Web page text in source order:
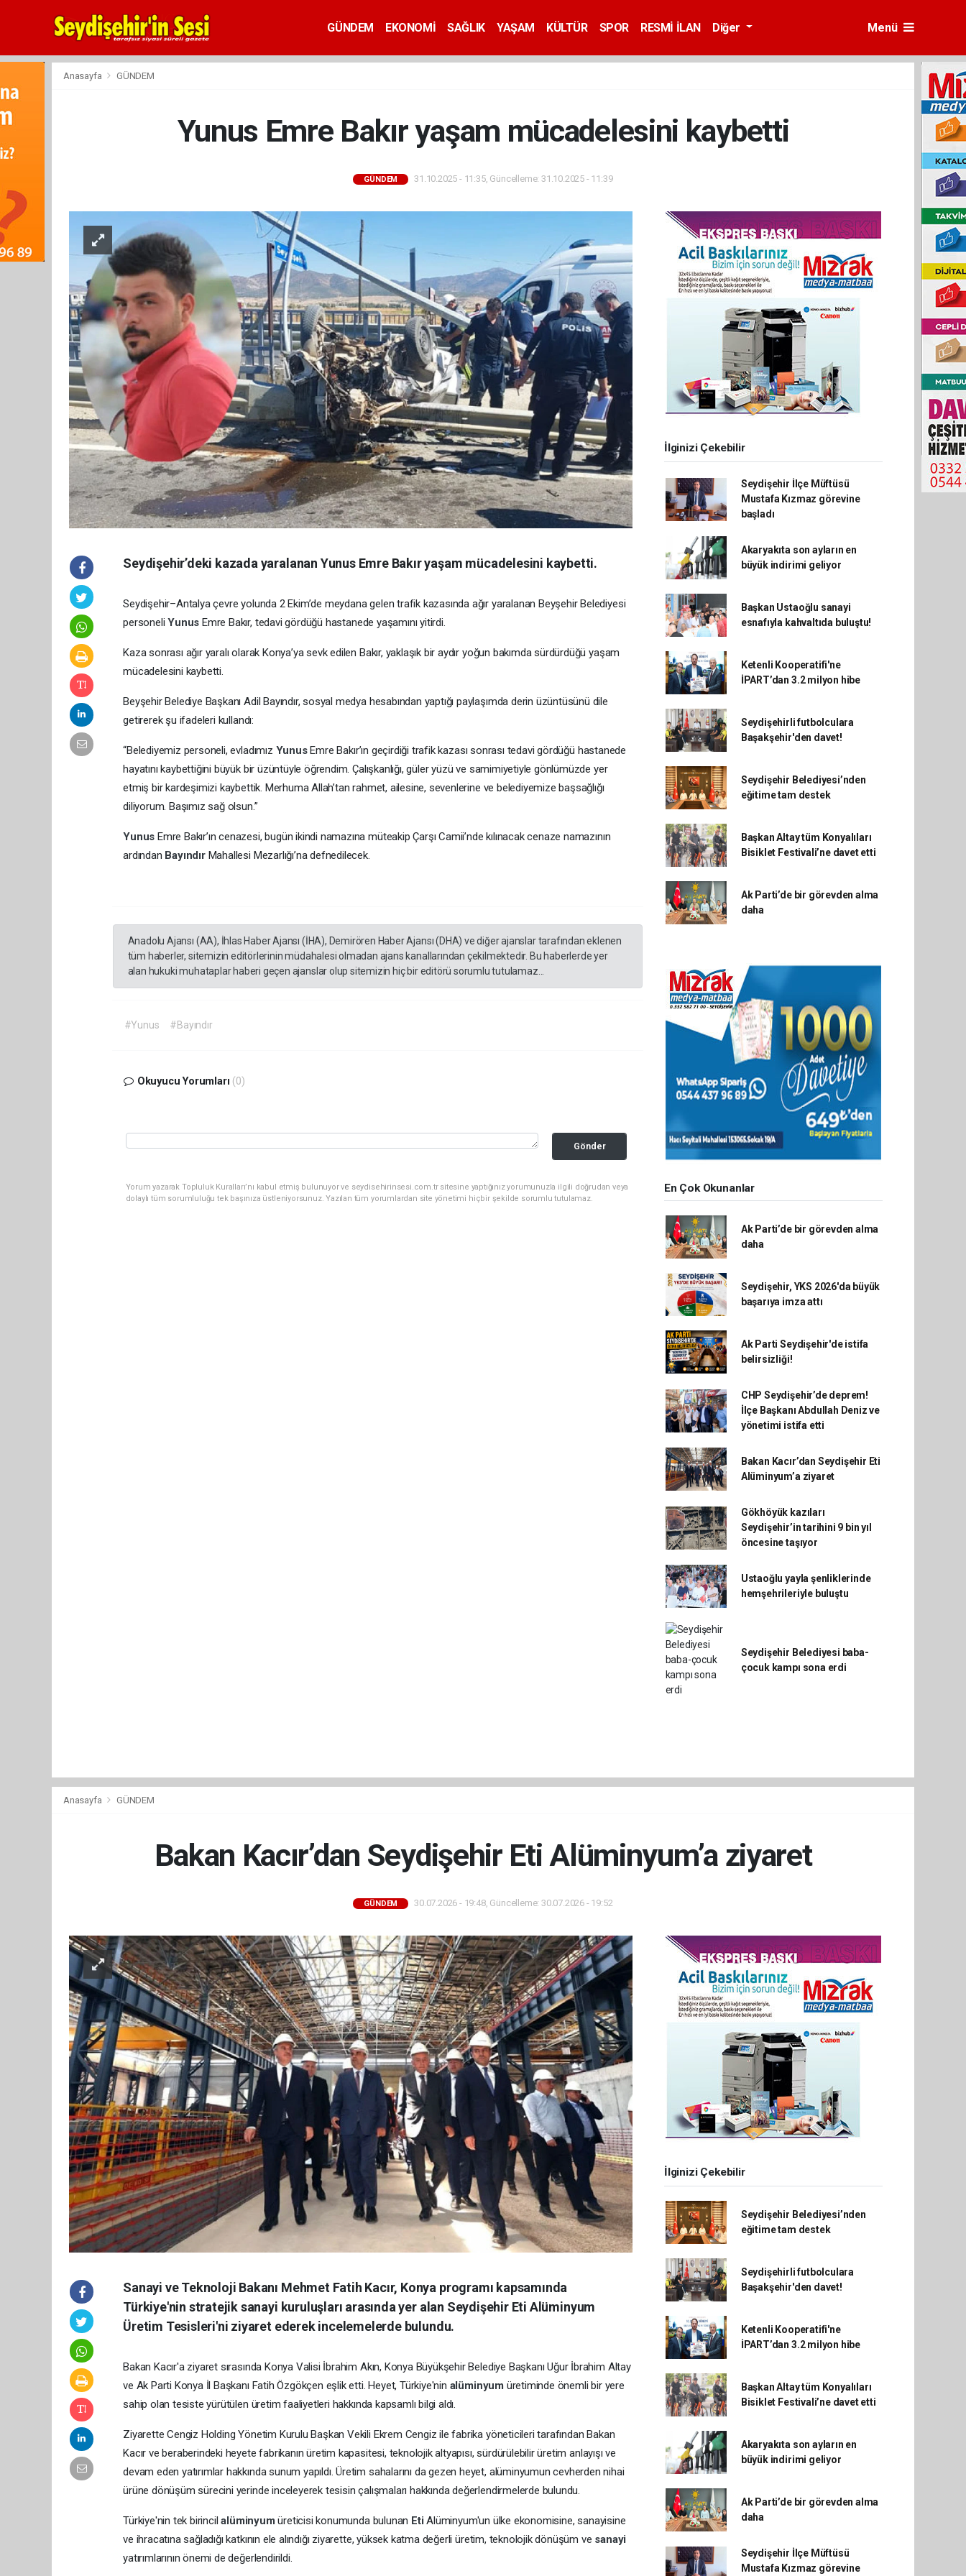
GÜNDEM EKONOMİ SAĞLIK YAŞAM KÜLTÜR SPOR RESMİ İLAN Diğer Menü
Anasayfa GÜNDEM
Yunus Emre Bakır yaşam mücadelesini kaybetti
GÜNDEM 31.10.2025 - 11:35, Güncelleme: 31.10.2025 - 11:39
Seydişehir’deki kazada yaralanan Yunus Emre Bakır yaşam mücadelesini kaybetti.
Seydişehir–Antalya çevre yolunda 2 Ekim’de meydana gelen trafik kazasında ağır yaralanan Beyşehir Belediyesi
personeliYunusEmre Bakır, tedavi gördüğü hastanede yaşamını yitirdi.
Kaza sonrası ağır yaralı olarak Konya’ya sevk edilen Bakır, yaklaşık bir aydır yoğun bakımda sürdürdüğü yaşam
mücadelesini kaybetti.
Beyşehir Belediye Başkanı Adil Bayındır, sosyal medya hesabından yaptığı paylaşımda derin üzüntüsünü dile
getirerek şu ifadeleri kullandı:
“Belediyemiz personeli, evladımız YunusEmre Bakır’ın geçirdiği trafik kazası sonrası tedavi gördüğü hastanede
hayatını kaybettiğini büyük bir üzüntüyle öğrendim. Çalışkanlığı, güler yüzü ve samimiyetiyle gönlümüzde yer
etmiş bir kardeşimizi kaybettik. Merhuma Allah’tan rahmet, ailesine, sevenlerine ve belediyemize başsağlığı
diliyorum. Başımız sağ olsun.”
Yunus Emre Bakır’ın cenazesi, bugün ikindi namazına müteakip Çarşı Camii’nde kılınacak cenaze namazının
ardından Bayındır Mahallesi Mezarlığı’na defnedilecek.
Anadolu Ajansı (AA), İhlas Haber Ajansı (İHA), Demirören Haber Ajansı (DHA) ve diğer ajanslar tarafından eklenen
tüm haberler, sitemizin editörlerinin müdahalesi olmadan ajans kanallarından çekilmektedir. Bu haberlerde yer
alan hukuki muhataplar haberi geçen ajanslar olup sitemizin hiç bir editörü sorumlu tutulamaz...
#Yunus #Bayındır
Okuyucu Yorumları (0)
Gönder
Yorum yazarak Topluluk Kuralları’nı kabul etmiş bulunuyor ve seydisehirinsesi.com.tr sitesine yaptığınız yorumunuzla ilgili doğrudan veya
dolaylı tüm sorumluluğu tek başınıza üstleniyorsunuz. Yazılan tüm yorumlardan site yönetimi hiçbir şekilde sorumlu tutulamaz.
İlginizi Çekebilir
Seydişehir İlçe Müftüsü
Mustafa Kızmaz görevine
başladı
Akaryakıta son ayların en
büyük indirimi geliyor
Başkan Ustaoğlu sanayi
esnafıyla kahvaltıda buluştu!
Ketenli Kooperatifi'ne
İPART’dan 3.2 milyon hibe
Seydişehirli futbolculara
Başakşehir'den davet!
Seydişehir Belediyesi’nden
eğitime tam destek
Başkan Altay tüm Konyalıları
Bisiklet Festivali’ne davet etti
Ak Parti’de bir görevden alma
daha
En Çok Okunanlar
Ak Parti’de bir görevden alma
daha
Seydişehir, YKS 2026'da büyük
başarıya imza attı
Ak Parti Seydişehir'de istifa
belirsizliği!
CHP Seydişehir’de deprem!
İlçe Başkanı Abdullah Deniz ve
yönetimi istifa etti
Bakan Kacır’dan Seydişehir Eti
Alüminyum’a ziyaret
Gökhöyük kazıları
Seydişehir’in tarihini 9 bin yıl
öncesine taşıyor
Ustaoğlu yayla şenliklerinde
hemşehrileriyle buluştu
Seydişehir Belediyesi baba-
çocuk kampı sona erdi
Anasayfa GÜNDEM
Bakan Kacır’dan Seydişehir Eti Alüminyum’a ziyaret
GÜNDEM 30.07.2026 - 19:48, Güncelleme: 30.07.2026 - 19:52
Sanayi ve Teknoloji Bakanı Mehmet Fatih Kacır, Konya programı kapsamında
Türkiye'nin stratejik sanayi kuruluşları arasında yer alan Seydişehir Eti Alüminyum
Üretim Tesisleri'ni ziyaret ederek incelemelerde bulundu.
Bakan Kacır'a ziyaret sırasında Konya Valisi İbrahim Akın, Konya Büyükşehir Belediye Başkanı Uğur İbrahim Altay
ve Ak Parti Konya İl Başkanı Fatih Özgökçen eşlik etti. Heyet, Türkiye'nin alüminyum üretiminde önemli bir yere
sahip olan tesiste yürütülen üretim faaliyetleri hakkında kapsamlı bilgi aldı.
Ziyarette Cengiz Holding Yönetim Kurulu Başkan Vekili Ekrem Cengiz ile fabrika yöneticileri tarafından Bakan
Kacır ve beraberindeki heyete fabrikanın üretim kapasitesi, teknolojik altyapısı, sürdürülebilir üretim anlayışı ve
devam eden yatırımlar hakkında sunum yapıldı. Üretim sahalarını da gezen heyet, alüminyumun cevherden nihai
ürüne dönüşüm sürecini yerinde inceleyerek tesisin çalışmaları hakkında değerlendirmelerde bulundu.
Türkiye'nin tek birincilalüminyumüreticisi konumunda bulunan EtiAlüminyum'un ülke ekonomisine, sanayisine
ve ihracatına sağladığı katkının ele alındığı ziyarette, yüksek katma değerli üretim, teknolojik dönüşüm ve sanayi
yatırımlarının önemi de değerlendirildi.
İlginizi Çekebilir
Seydişehir Belediyesi’nden
eğitime tam destek
Seydişehirli futbolculara
Başakşehir'den davet!
Ketenli Kooperatifi'ne
İPART’dan 3.2 milyon hibe
Başkan Altay tüm Konyalıları
Bisiklet Festivali’ne davet etti
Akaryakıta son ayların en
büyük indirimi geliyor
Ak Parti’de bir görevden alma
daha
Seydişehir İlçe Müftüsü
Mustafa Kızmaz görevine